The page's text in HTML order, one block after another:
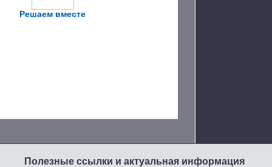
Решаем вместе
Полезные ссылки и актуальная информация